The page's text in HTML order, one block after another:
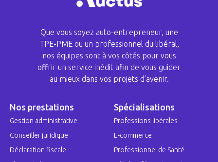
Que vous soyez auto-entrepreneur, une
TPE-PME ou un professionnel du libéral,
nos équipes sont à vos côtés pour vous
offrir un service inédit afin de vous guider
au mieux dans vos projets d’avenir.
Nos prestations
Gestion administrative
Conseiller juridique
Déclaration fiscale
Spécialisations
Professions libérales
E-commerce
Professionnel de Santé